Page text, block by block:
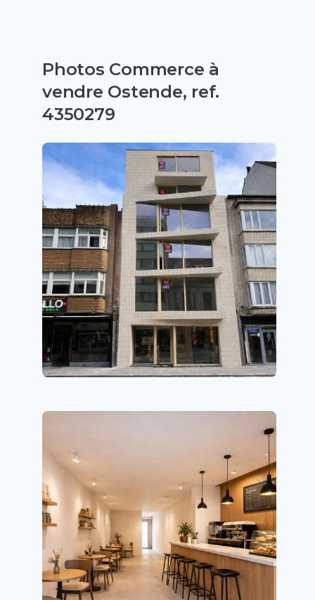
Photos Commerce à
vendre Ostende, ref.
4350279